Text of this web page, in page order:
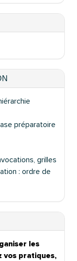
préparatoire
grilles
: ordre de
les
vos pratiques,